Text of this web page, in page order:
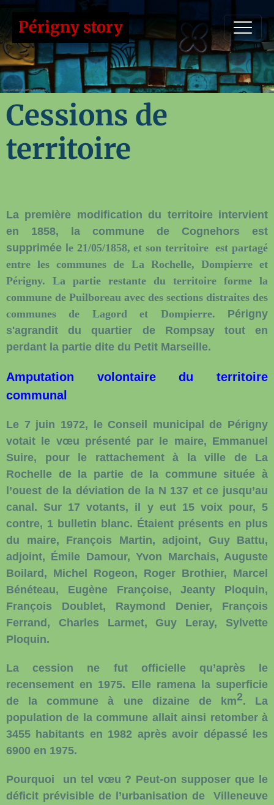
Périgny story
Cessions de
territoire
La première modification du territoire intervient
en 1858, la commune de Cognehors est
supprimée le 21/05/1858, et son territoire est partagé
entre les communes de La Rochelle, Dompierre et
Périgny. La partie restante du territoire forme la
commune de Puilboreau avec des sections distraites des
communes de Lagord et Dompierre. Périgny
s'agrandit du quartier de Rompsay tout en
perdant la partie dite du Petit Marseille.
Amputation volontaire du territoire
communal
Le 7 juin 1972, le Conseil municipal de Périgny
votait le vœu présenté par le maire, Emmanuel
Suire, pour le rattachement à la ville de La
Rochelle de la partie de la commune située à
l’ouest de la déviation de la N 137 et ce jusqu’au
canal. Sur 17 votants, il y eut 15 voix pour, 5
contre, 1 bulletin blanc. Étaient présents en plus
du maire, François Martin, adjoint, Guy Battu,
adjoint, Émile Damour, Yvon Marchais, Auguste
Boilard, Michel Rogeon, Roger Brothier, Marcel
Bénéteau, Eugène Françoise, Jeanty Ploquin,
François Doublet, Raymond Denier, François
Ferrand, Charles Larmet, Guy Leray, Sylvette
Ploquin.
La cession ne fut officielle qu’après le
recensement en 1975. Elle ramena la superficie
de la commune à une dizaine de km2. La
population de la commune allait ainsi retomber à
3455 habitants en 1982 après avoir dépassé les
6900 en 1975.
Pourquoi un tel vœu ? Peut-on supposer que le
déficit prévisible de l’urbanisation de
Villeneuve